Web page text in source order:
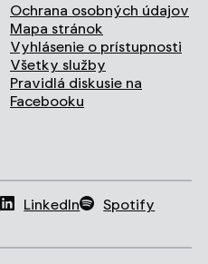
Ochrana osobných údajov
Mapa stránok
Vyhlásenie o prístupnosti
Všetky služby
Pravidlá diskusie na
Facebooku
LinkedIn
Spotify